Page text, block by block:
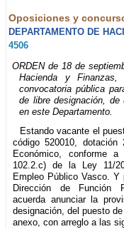
Oposiciones y
DEPARTAMENTO DE
4506
ORDEN de 18 de
Hacienda y
convocatoria pública
de libre designación,
en este Departamento.
Estando vacante el
código 520010,
Económico, conforme
102.2.c) de la Ley 11/
Empleo Público Vasco.
Dirección de Función
acuerda anunciar la
designación, del puesto
anexo, con arreglo a las